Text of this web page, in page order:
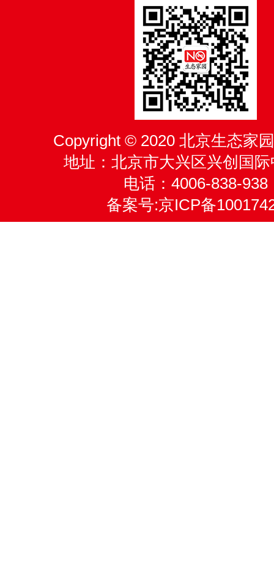
Copyright © 2020 北京生态家
地址：北京市大兴区兴创国
电话：4006-838-938
备案号:京ICP备